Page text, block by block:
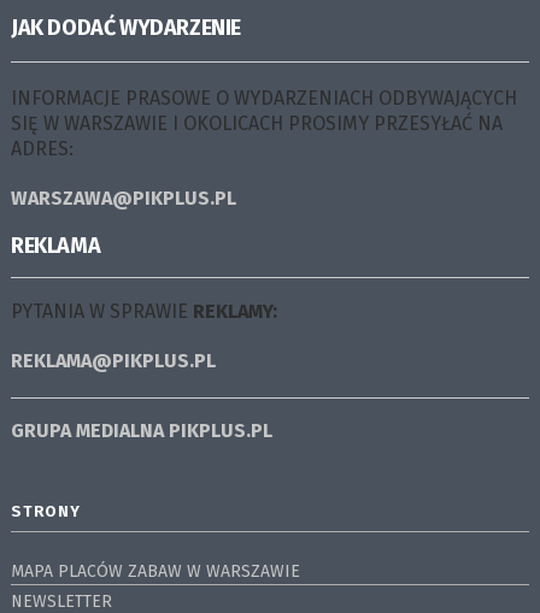
JAK DODAĆ WYDARZENIE
INFORMACJE PRASOWE O WYDARZENIACH ODBYWAJĄCYCH
SIĘ W WARSZAWIE I OKOLICACH PROSIMY PRZESYŁAĆ NA
ADRES:
WARSZAWA@PIKPLUS.PL
REKLAMA
PYTANIA W SPRAWIE REKLAMY:
REKLAMA@PIKPLUS.PL
GRUPA MEDIALNA PIKPLUS.PL
STRONY
MAPA PLACÓW ZABAW W WARSZAWIE
NEWSLETTER